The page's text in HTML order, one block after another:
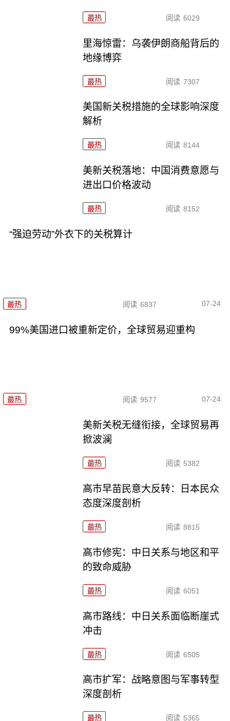
最热 阅读 6029
里海惊雷：乌袭伊朗商船背后的
地缘博弈
最热 阅读 7307
美国新关税措施的全球影响深度
解析
最热 阅读 8144
美新关税落地：中国消费意愿与
进出口价格波动
最热 阅读 8152
“强迫劳动”外衣下的关税算计
最热 阅读 6837 07-24
99%美国进口被重新定价，全球贸易迎重构
最热 阅读 9577 07-24
美新关税无缝衔接，全球贸易再
掀波澜
最热 阅读 5382
高市早苗民意大反转：日本民众
态度深度剖析
最热 阅读 8815
高市修宪：中日关系与地区和平
的致命威胁
最热 阅读 6051
高市路线：中日关系面临断崖式
冲击
最热 阅读 6505
高市扩军：战略意图与军事转型
深度剖析
最热 阅读 5365